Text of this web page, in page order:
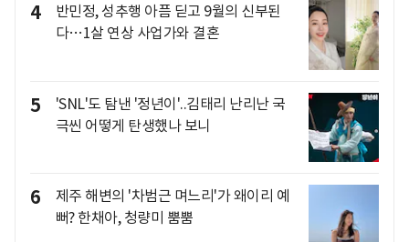
4
반민정, 성추행 아픔 딛고 9월의 신부된
다…1살 연상 사업가와 결혼
5
'SNL'도 탐낸 '정년이'..김태리 난리난 국
극씬 어떻게 탄생했나 보니
6
제주 해변의 '차범근 며느리'가 왜이리 예
뻐? 한채아, 청량미 뿜뿜